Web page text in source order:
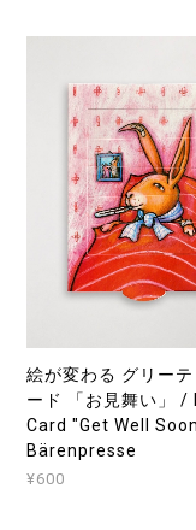
絵が変わる グリーテ
ード 「お見舞い」 /
Card "Get Well
Bärenpresse
¥600